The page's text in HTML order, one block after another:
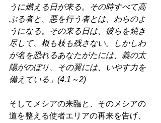
うに燃える日が来る。その時すべて高
ぶる者と、悪を行う者とは、わらのよ
うになる。その来る日は、彼らを焼き
尽して、根も枝も残さない。しかしわ
が名を恐れるあなたがたには、義の太
陽がのぼり、その翼には、いやす力を
備えている」(4.1～2)
そしてメシアの来臨と、そのメシアの
道を整える使者エリアの再来を告げ、